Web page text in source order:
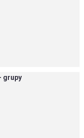
grupy